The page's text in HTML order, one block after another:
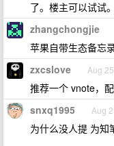
了。楼主可以试试。
zhangchongjie
苹果自带生态备忘
zxcslove Aug
推荐一个 vnote，
snxq1995 Aug
为什么没人提 为知